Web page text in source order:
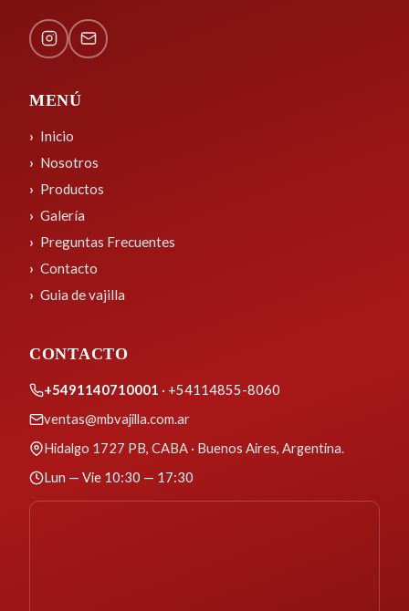
MENÚ
Inicio
Nosotros
Productos
Galería
Preguntas Frecuentes
Contacto
Guia de vajilla
CONTACTO
+5491140710001 · +54114855-8060
ventas@mbvajilla.com.ar
Hidalgo 1727 PB, CABA · Buenos Aires, Argentina.
Lun — Vie 10:30 — 17:30